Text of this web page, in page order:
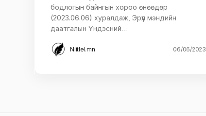
бодлогын байнгын хороо өнөөдөр
(2023.06.06) хуралдаж, Эрүүл мэндийн
даатгалын Үндэсний…
Niitlel.mn 06/06/2023